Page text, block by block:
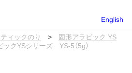
English
ィックのり >
固形アラビック YS
ックYSシリーズ YS-5（5g）